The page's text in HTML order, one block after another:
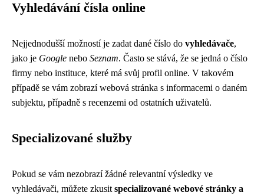
Vyhledávání čísla online
Nejjednodušší možností je zadat dané číslo do vyhledávače,
jako je Google nebo Seznam. Často se stává, že se jedná o číslo
firmy nebo instituce, které má svůj profil online. V takovém
případě se vám zobrazí webová stránka s informacemi o daném
subjektu, případně s recenzemi od ostatních uživatelů.
Specializované služby
Pokud se vám nezobrazí žádné relevantní výsledky ve
vyhledávači, můžete zkusit specializované webové stránky a